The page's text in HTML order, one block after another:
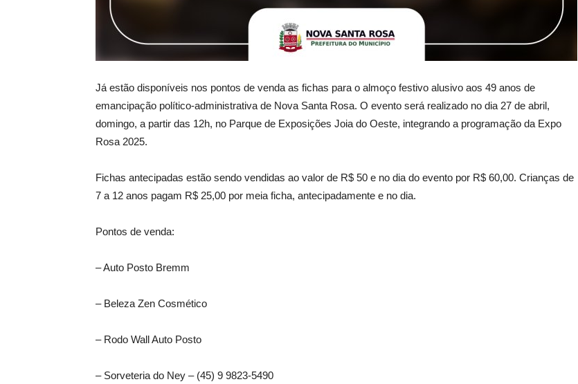
Já estão disponíveis nos pontos de venda as fichas para o almoço festivo alusivo aos 49 anos de
emancipação político-administrativa de Nova Santa Rosa. O evento será realizado no dia 27 de abril,
domingo, a partir das 12h, no Parque de Exposições Joia do Oeste, integrando a programação da Expo
Rosa 2025.
Fichas antecipadas estão sendo vendidas ao valor de R$ 50 e no dia do evento por R$ 60,00. Crianças de
7 a 12 anos pagam R$ 25,00 por meia ficha, antecipadamente e no dia.
Pontos de venda:
– Auto Posto Bremm
– Beleza Zen Cosmético
– Rodo Wall Auto Posto
– Sorveteria do Ney – (45) 9 9823-5490